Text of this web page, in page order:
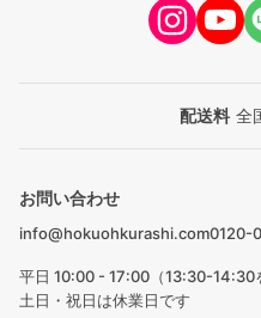
配送料 全
お問い合わせ
info@hokuohkurashi.com0120-
平日 10:00 - 17:00（13:30-14:30
土日・祝日は休業日です